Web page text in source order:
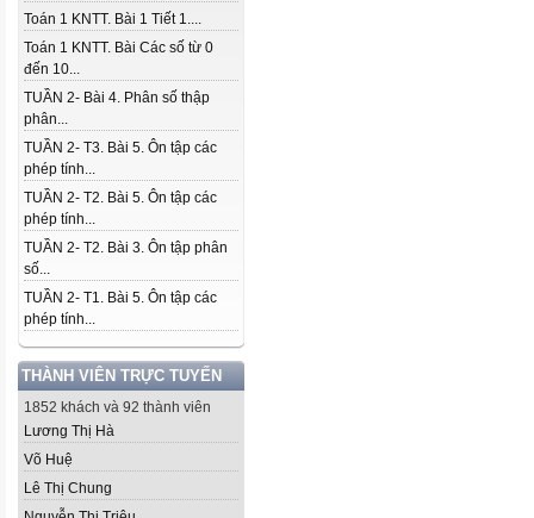
Toán 1 KNTT. Bài 1 Tiết 1....
Toán 1 KNTT. Bài Các số từ 0
đến 10...
TUẦN 2- Bài 4. Phân số thập
phân...
TUẦN 2- T3. Bài 5. Ôn tập các
phép tính...
TUẦN 2- T2. Bài 5. Ôn tập các
phép tính...
TUẦN 2- T2. Bài 3. Ôn tập phân
số...
TUẦN 2- T1. Bài 5. Ôn tập các
phép tính...
THÀNH VIÊN TRỰC TUYẾN
1852 khách và 92 thành viên
Lương Thị Hà
Võ Huệ
Lê Thị Chung